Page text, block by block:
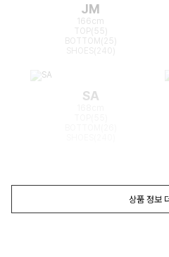
JM
166cm
TOP(55)
BOTTOM(25)
SA
상품 정보